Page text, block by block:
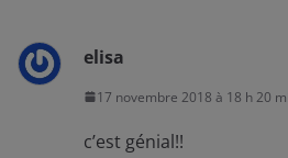
elisa
17 novembre 2018 à 18 h 20
c’est génial!!